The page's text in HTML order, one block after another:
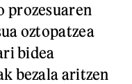
prozesuaren
oztopatzea
bidea
bezala aritzen